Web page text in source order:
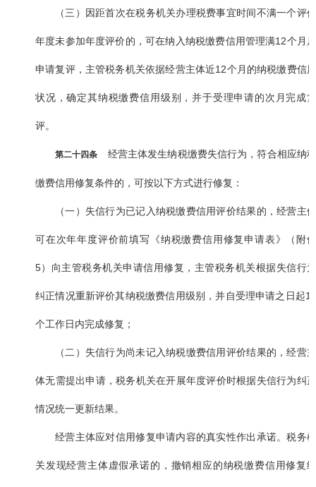
（三）因距首次在税务机关办理税费事宜时间不满一个评价
年度未参加年度评价的，可在纳入纳税缴费信用管理满12个月后
申请复评，主管税务机关依据经营主体近12个月的纳税缴费信用
状况，确定其纳税缴费信用级别，并于受理申请的次月完成复
评。
第二十四条 经营主体发生纳税缴费失信行为，符合相应纳
缴费信用修复条件的，可按以下方式进行修复：
（一）失信行为已记入纳税缴费信用评价结果的，经营主体
可在次年年度评价前填写《纳税缴费信用修复申请表》（附件
5）向主管税务机关申请信用修复，主管税务机关根据失信行为
纠正情况重新评价其纳税缴费信用级别，并自受理申请之日起15
个工作日内完成修复；
（二）失信行为尚未记入纳税缴费信用评价结果的，经营主
体无需提出申请，税务机关在开展年度评价时根据失信行为纠正
情况统一更新结果。
经营主体应对信用修复申请内容的真实性作出承诺。税务机
关发现经营主体虚假承诺的，撤销相应的纳税缴费信用修复结